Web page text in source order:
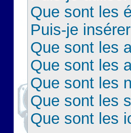
Que sont les
Puis-je
Que sont les
Que sont les
Que sont les
Que sont les
Que sont les